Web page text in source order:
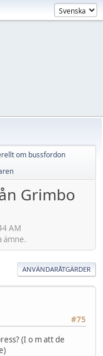
om bussfordon
Grimbo
AM
ämne.
ANVÄNDARÅTGÄRDER
#75
(I o m att de